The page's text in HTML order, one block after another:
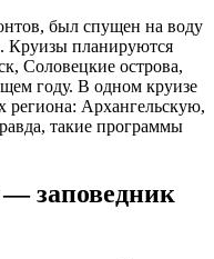
был спущен на воду
Круизы планируются
Соловецкие острова,
году. В одном круизе
региона: Архангельскую,
такие программы
заповедник